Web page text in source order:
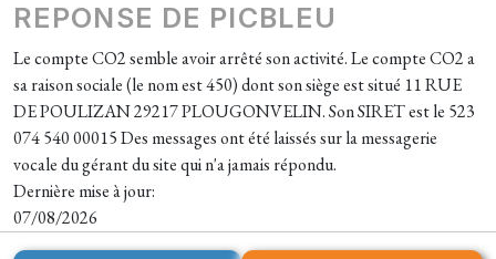
REPONSE DE PICBLEU
Le compte CO2 semble avoir arrêté son activité. Le compte CO2 a
sa raison sociale (le nom est 450) dont son siège est situé 11 RUE
DE POULIZAN 29217 PLOUGONVELIN. Son SIRET est le 523
074 540 00015 Des messages ont été laissés sur la messagerie
vocale du gérant du site qui n'a jamais répondu.
Dernière mise à jour:
07/08/2026